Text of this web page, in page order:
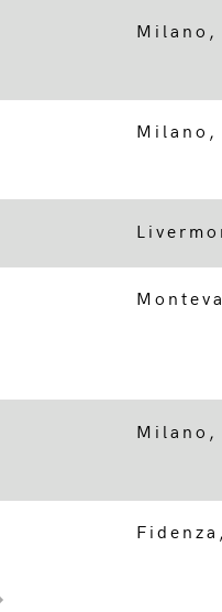
Milano,
Milano,
Milano,